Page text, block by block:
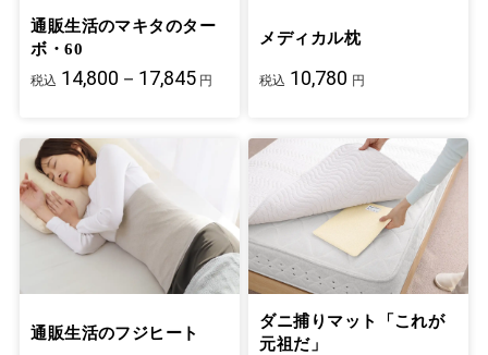
通販生活のマキタのター
ボ・60
税込 14,800－17,845 円
メディカル枕
税込 10,780 円
通販生活のフジヒート
ダニ捕りマット「これが
元祖だ」